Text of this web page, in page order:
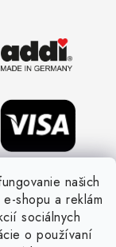
našich
shopu a reklám
sociálnych
o používaní